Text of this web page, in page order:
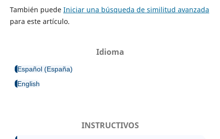
También puede Iniciar una búsqueda de similitud avanzada
para este artículo.
Idioma
Español (España)
English
INSTRUCTIVOS